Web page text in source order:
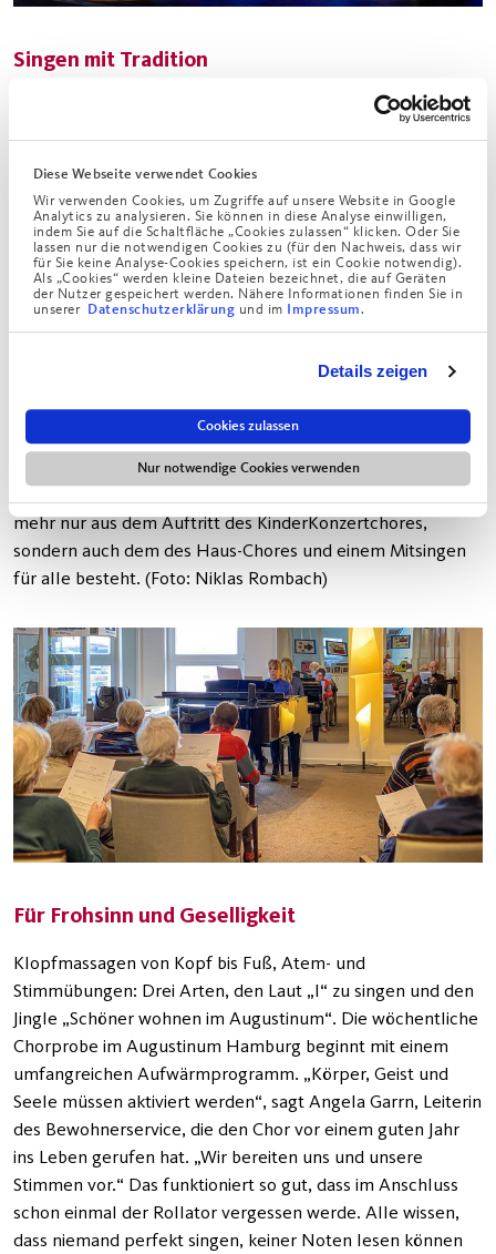
Diese Webseite verwendet Cookies
Wir verwenden Cookies, um Zugriffe auf unsere Website in Google
Analytics zu analysieren. Sie können in diese Analyse einwilligen,
indem Sie auf die Schaltfläche „Cookies zulassen“ klicken. Oder Sie
lassen nur die notwendigen Cookies zu (für den Nachweis, dass wir
für Sie keine Analyse-Cookies speichern, ist ein Cookie notwendig).
Als „Cookies“ werden kleine Dateien bezeichnet, die auf Geräten
der Nutzer gespeichert werden. Nähere Informationen finden Sie in
unserer Datenschutzerklärung und im Impressum.
Details zeigen
Cookies zulassen
Nur notwendige Cookies verwenden
Singen mit Tradition
Wenn sich zwei renommierte Institutionen zusammentun,
und Sängern größten Singschule Europas. Seit vielen Jahren
ist der KinderKonzertchor der Akademie mit einem
Weihnachtskonzert zu Gast im Augustinum, und seit einigen
Jahren wird auch der Haus-Chor von einer Musikerin der
Chorakademie geleitet: Tabea Creutz stand bereits als Kind
studieren sie und ihr Kollege Gregor Stachowiak einmal in
der Woche mit etwa 15 Bewohnerinnen bekannte und
beliebte Volkslieder ein und gerne auch Liedgut aus den
1920er Jahren. Zuletzt für das Frühlingskonzert und bald
mehr nur aus dem Auftritt des KinderKonzertchores,
sondern auch dem des Haus-Chores und einem Mitsingen
für alle besteht. (Foto: Niklas Rombach)
Für Frohsinn und Geselligkeit
Klopfmassagen von Kopf bis Fuß, Atem- und
Stimmübungen: Drei Arten, den Laut „I“ zu singen und den
Jingle „Schöner wohnen im Augustinum“. Die wöchentliche
Chorprobe im Augustinum Hamburg beginnt mit einem
umfangreichen Aufwärmprogramm. „Körper, Geist und
Seele müssen aktiviert werden“, sagt Angela Garrn, Leiterin
des Bewohnerservice, die den Chor vor einem guten Jahr
ins Leben gerufen hat. „Wir bereiten uns und unsere
Stimmen vor.“ Das funktioniert so gut, dass im Anschluss
schon einmal der Rollator vergessen werde. Alle wissen,
dass niemand perfekt singen, keiner Noten lesen können